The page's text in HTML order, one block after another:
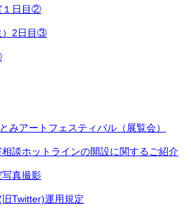
１日目②
）2日目③
アートフェスティバル（展覧会）
談ホットラインの開設に関するご紹介
真撮影
Twitter)運用規定